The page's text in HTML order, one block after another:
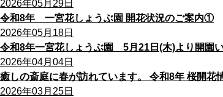
2026年05月29日
令和8年 一宮花しょうぶ園 開花状況のご案内①
2026年05月18日
令和8年一宮花しょうぶ園 5月21日(木)より開園い
2026年04月04日
癒しの斎庭に春が訪れています。 令和8年 桜開花
2026年03月25日